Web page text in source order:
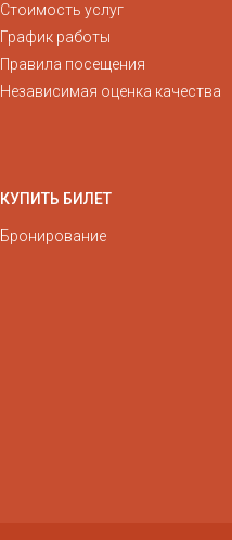
Стоимость услуг
График работы
Правила посещения
Независимая оценка качества
КУПИТЬ БИЛЕТ
Бронирование